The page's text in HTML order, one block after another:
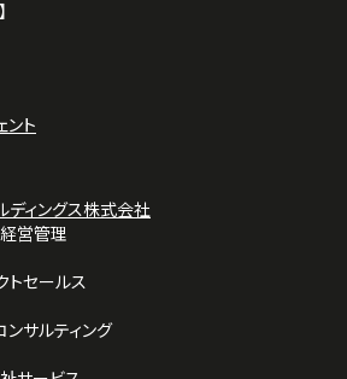
パワースポット
辺地図と企業施設情報板に掲載
てください。
リアエージェント事業部から
ェント
さい。
ト
ディングス株式会社
営管理
セールス
サルティング